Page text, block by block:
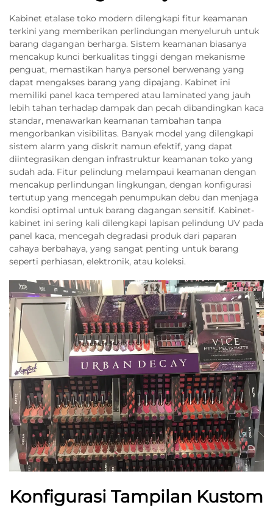
Kabinet etalase toko modern dilengkapi fitur keamanan
terkini yang memberikan perlindungan menyeluruh untuk
barang dagangan berharga. Sistem keamanan biasanya
mencakup kunci berkualitas tinggi dengan mekanisme
penguat, memastikan hanya personel berwenang yang
dapat mengakses barang yang dipajang. Kabinet ini
memiliki panel kaca tempered atau laminated yang jauh
lebih tahan terhadap dampak dan pecah dibandingkan kaca
standar, menawarkan keamanan tambahan tanpa
mengorbankan visibilitas. Banyak model yang dilengkapi
sistem alarm yang diskrit namun efektif, yang dapat
diintegrasikan dengan infrastruktur keamanan toko yang
sudah ada. Fitur pelindung melampaui keamanan dengan
mencakup perlindungan lingkungan, dengan konfigurasi
tertutup yang mencegah penumpukan debu dan menjaga
kondisi optimal untuk barang dagangan sensitif. Kabinet-
kabinet ini sering kali dilengkapi lapisan pelindung UV pada
panel kaca, mencegah degradasi produk dari paparan
cahaya berbahaya, yang sangat penting untuk barang
seperti perhiasan, elektronik, atau koleksi.
Konfigurasi Tampilan Kustom